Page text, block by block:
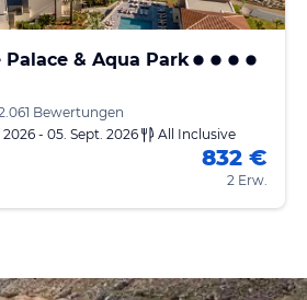
& Aqua Park
Bewertungen
- 05. Sept. 2026
All Inclusive
832 €
2 Erw.